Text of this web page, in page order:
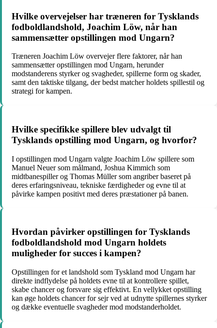
Hvilke overvejelser har træneren for Tysklands
fodboldlandshold, Joachim Löw, når han
sammensætter opstillingen mod Ungarn?
Træneren Joachim Löw overvejer flere faktorer, når han
sammensætter opstillingen mod Ungarn, herunder
modstanderens styrker og svagheder, spillerne form og skader,
samt den taktiske tilgang, der bedst matcher holdets spillestil og
strategi for kampen.
Hvilke specifikke spillere blev udvalgt til
Tysklands opstilling mod Ungarn, og hvorfor?
I opstillingen mod Ungarn valgte Joachim Löw spillere som
Manuel Neuer som målmand, Joshua Kimmich som
midtbanespiller og Thomas Müller som angriber baseret på
deres erfaringsniveau, tekniske færdigheder og evne til at
påvirke kampen positivt med deres præstationer på banen.
Hvordan påvirker opstillingen for Tysklands
fodboldlandshold mod Ungarn holdets
muligheder for succes i kampen?
Opstillingen for et landshold som Tyskland mod Ungarn har
direkte indflydelse på holdets evne til at kontrollere spillet,
skabe chancer og forsvare sig effektivt. En vellykket opstilling
kan øge holdets chancer for sejr ved at udnytte spillernes styrker
og dække eventuelle svagheder mod modstanderholdet.